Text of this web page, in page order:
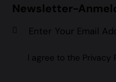
Newsletter-
I agree to the Privacy